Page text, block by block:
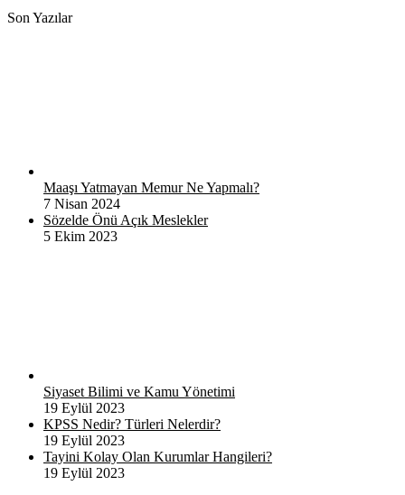
Son Yazılar
Maaşı Yatmayan Memur Ne Yapmalı?
7 Nisan 2024
Sözelde Önü Açık Meslekler
5 Ekim 2023
Siyaset Bilimi ve Kamu Yönetimi
19 Eylül 2023
KPSS Nedir? Türleri Nelerdir?
19 Eylül 2023
Tayini Kolay Olan Kurumlar Hangileri?
19 Eylül 2023